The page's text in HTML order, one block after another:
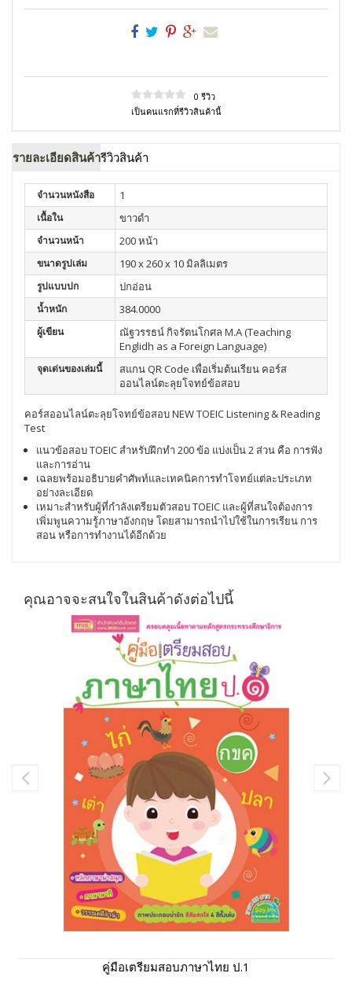
0 รีวิว
เป็นคนแรกที่รีวิวสินค้านี้
รายละเอียดสินค้ารีวิวสินค้า
จำนวนหนังสือ 1
เนื้อใน ขาวดำ
จำนวนหน้า 200 หน้า
ขนาดรูปเล่ม 190 x 260 x 10 มิลลิเมตร
รูปแบบปก ปกอ่อน
น้ำหนัก 384.0000
ผู้เขียน
ณัฐวรรธน์ กิจรัตนโกศล M.A (Teaching
Englidh as a Foreign Language)
จุดเด่นของเล่มนี้
สแกน QR Code เพื่อเริ่มต้นเรียน คอร์ส
ออนไลน์ตะลุยโจทย์ข้อสอบ
คอร์สออนไลน์ตะลุยโจทย์ข้อสอบ NEW TOEIC Listening & Reading
Test
แนวข้อสอบ TOEIC สำหรับฝึกทำ 200 ข้อ แบ่งเป็น 2 ส่วน คือ การฟัง
และการอ่าน
เฉลยพร้อมอธิบายคำศัพท์และเทคนิคการทำโจทย์แต่ละประเภท
อย่างละเอียด
เหมาะสำหรับผู้ที่กำลังเตรียมตัวสอบ TOEIC และผู้ที่สนใจต้องการ
เพิ่มพูนความรู้ภาษาอังกฤษ โดยสามารถนำไปใช้ในการเรียน การ
สอน หรือการทำงานได้อีกด้วย
คุณอาจจะสนใจในสินค้าดังต่อไปนี้
คู่มือเตรียมสอบภาษาไทย ป.1